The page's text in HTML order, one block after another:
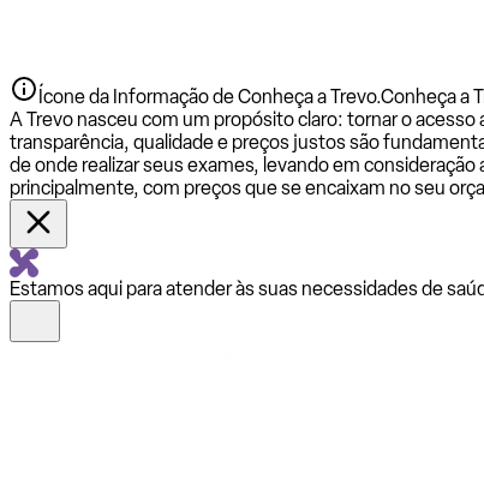
Ícone da Informação de Conheça a Trevo.Conheça a
A Trevo nasceu com um propósito claro: tornar o
transparência, qualidade e preços justos são
de onde realizar seus exames, levando em
principalmente, com preços que se encaixam no seu
Estamos aqui para atender às suas necessidades de